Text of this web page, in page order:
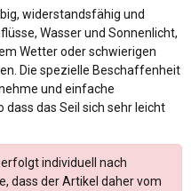
widerstandsfähig und
Wasser und Sonnenlicht,
Wetter oder schwierigen
Die spezielle Beschaffenheit
und einfache
dass das Seil sich sehr leicht
individuell nach
dass der Artikel daher vom